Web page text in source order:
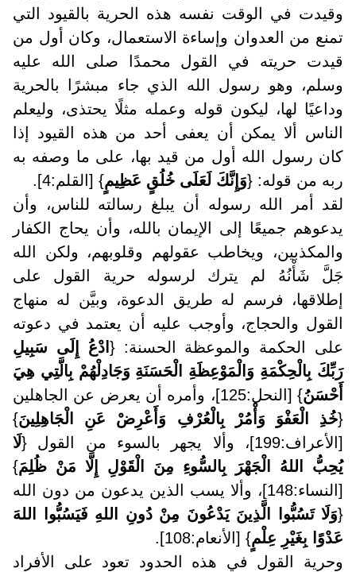
وقيدت في الوقت نفسه هذه الحرية بالقيود التي
تمنع من العدوان وإساءة الاستعمال، وكان أول من
قيدت حريته في القول محمدًا صلى الله عليه
وسلم، وهو رسول الله الذي جاء مبشرًا بالحرية
وداعيًا لها، ليكون قوله وعمله مثلًا يحتذى، وليعلم
الناس ألا يمكن أن يعفى أحد من هذه القيود إذا
كان رسول الله أول من قيد بها، على ما وصفه به
ربه من قوله: {وَإِنَّكَ لَعَلَى خُلُقٍ عَظِيمٍ} [القلم:4].
لقد أمر الله رسوله أن يبلغ رسالته للناس، وأن
يدعوهم جميعًا إلى الإيمان بالله، وأن يحاج الكفار
والمكذبين، ويخاطب عقولهم وقلوبهم، ولكن الله
جَلَّ شَأْنُهُ لم يترك لرسوله حرية القول على
إطلاقها، فرسم له طريق الدعوة، وبيَّن له منهاج
القول والحجاج، وأوجب عليه أن يعتمد في دعوته
على الحكمة والموعظة الحسنة: { ادْعُ إِلَى سَبِيلِ
رَبِّكَ بِالْحِكْمَةِ وَالْمَوْعِظَةِ الْحَسَنَةِ وَجَادِلْهُمْ بِالَّتِي هِيَ
أَحْسَنُ
} [النحل:125]، وأمره أن يعرض عن الجاهلين
{خُذِ الْعَفْوَ وَأْمُرْ بِالْعُرْفِ وَأَعْرِضْ عَنِ الْجَاهِلِينَ}
[الأعراف:199]، وألا يجهر بالسوء من القول {
لَا
يُحِبُّ اللهُ الْجَهْرَ بِالسُّوءِ مِنَ الْقَوْلِ إِلَّا مَنْ ظُلِمَ}
[النساء:148]، وألا يسب الذين يدعون من دون الله
{وَلَا تَسُبُّوا الَّذِينَ يَدْعُونَ مِنْ دُونِ اللهِ فَيَسُبُّوا اللهَ
عَدْوًا بِغَيْرِ عِلْمٍ} [الأنعام:108].
وحرية القول في هذه الحدود تعود على الأفراد